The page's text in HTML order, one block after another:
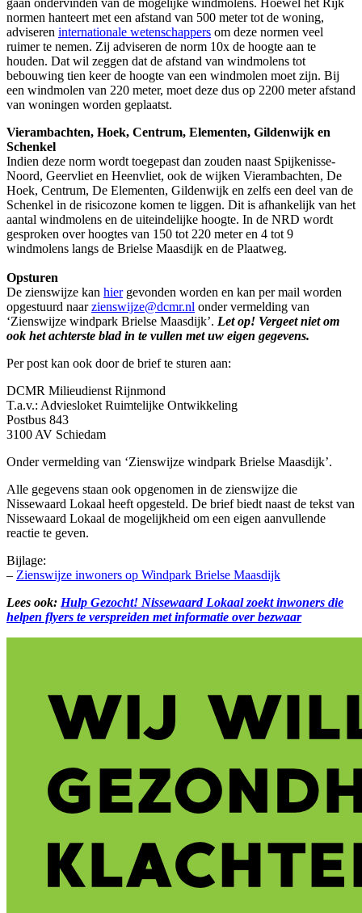
normen hanteert met een afstand van 500 meter tot de woning,
adviseren internationale wetenschappers om deze normen veel
ruimer te nemen. Zij adviseren de norm 10x de hoogte aan te
houden. Dat wil zeggen dat de afstand van windmolens tot
bebouwing tien keer de hoogte van een windmolen moet zijn. Bij
een windmolen van 220 meter, moet deze dus op 2200 meter afstand
van woningen worden geplaatst.
Vierambachten, Hoek, Centrum, Elementen, Gildenwijk en
Schenkel
Indien deze norm wordt toegepast dan zouden naast Spijkenisse-
Noord, Geervliet en Heenvliet, ook de wijken Vierambachten, De
Hoek, Centrum, De Elementen, Gildenwijk en zelfs een deel van de
Schenkel in de risicozone komen te liggen. Dit is afhankelijk van het
aantal windmolens en de uiteindelijke hoogte. In de NRD wordt
gesproken over hoogtes van 150 tot 220 meter en 4 tot 9
windmolens langs de Brielse Maasdijk en de Plaatweg.
Opsturen
De zienswijze kan hiergevonden worden en kan per mail worden
opgestuurd naarzienswijze@dcmr.nl onder vermelding van
‘Zienswijze windpark Brielse Maasdijk’. Let op! Vergeet niet om
ook het achterste blad in te vullen met uw eigen gegevens.
Per post kan ook door de brief te sturen aan:
DCMR Milieudienst Rijnmond
T.a.v.: Adviesloket Ruimtelijke Ontwikkeling
Postbus 843
3100 AV Schiedam
Onder vermelding van ‘Zienswijze windpark Brielse Maasdijk’.
Alle gegevens staan ook opgenomen in de zienswijze die
Nissewaard Lokaal heeft opgesteld. De brief biedt naast de tekst van
Nissewaard Lokaal de mogelijkheid om een eigen aanvullende
reactie te geven.
Bijlage:
– Zienswijze inwoners op Windpark Brielse Maasdijk
Lees ook: Hulp Gezocht! Nissewaard Lokaal zoekt inwoners die
helpen flyers te verspreiden met informatie over bezwaar